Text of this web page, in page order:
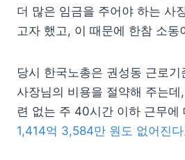
더 많은 임금을 주어야 하는 사
고자 했고, 이 때문에 한참 소동
당시 한국노총은 권성동 근로
사장님의 비용을 절약해 주는
련 없는 주 40시간 이하 근무에
1,414억 3,584만 원도 없어진